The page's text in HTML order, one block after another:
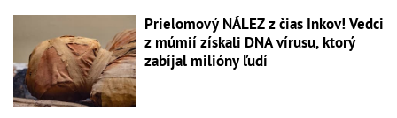
Prielomový NÁLEZ z čias Inkov! Vedci
z múmií získali DNA vírusu, ktorý
zabíjal milióny ľudí